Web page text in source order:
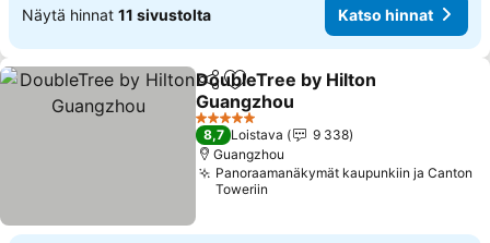
Näytä hinnat 11 sivustolta Katso hinnat
Jaa Lisää suosikkeihin
DoubleTree by Hilton
Guangzhou
5 Tähtiluokitus
8,7 Loistava
9 338
Guangzhou
Panoraamanäkymät kaupunkiin ja Canton
Toweriin